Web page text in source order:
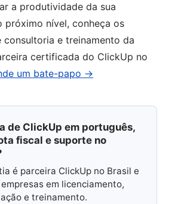
a produtividade da sua
próximo nível, conheça os
consultoria e treinamento da
certificada do ClickUp no
um bate-papo →
de ClickUp em português,
fiscal e suporte no
é parceira ClickUp no Brasil e
em licenciamento,
e treinamento.